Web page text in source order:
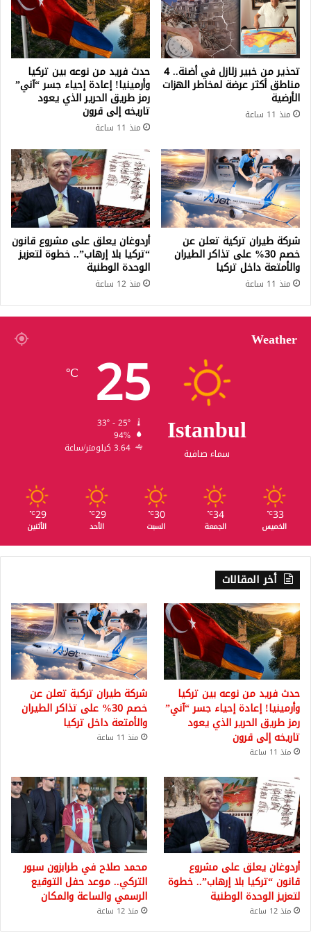
س
ر
ي
ع
ا
ل
ع
م
ن
أ
ج
ل
ج
م
ع
ك
ل
ا
ب
تحذير من خبير زلازل في أضنة.. 4
مناطق أكثر عرضة لمخاطر الهزات
الأرضية
منذ 11 ساعة
حدث فريد من نوعه بين تركيا
وأرمينيا! إعادة إحياء جسر “آني”
رمز طريق الحرير الذي يعود
تاريخه إلى قرون
منذ 11 ساعة
شركة طيران تركية تعلن عن
خصم 30% على تذاكر الطيران
والأمتعة داخل تركيا
منذ 11 ساعة
أردوغان يعلق على مشروع قانون
“تركيا بلا إرهاب”.. خطوة لتعزيز
الوحدة الوطنية
منذ 12 ساعة
Weather
Istanbul
سماء صافية
25
℃
94%
3.64 كيلومتر/ساعة
33
℃
الخميس
34
℃
الجمعة
30
℃
السبت
29
℃
الأحد
29
℃
الأثنين
أخر المقالات
حدث فريد من نوعه بين تركيا
وأرمينيا! إعادة إحياء جسر “آني”
رمز طريق الحرير الذي يعود
تاريخه إلى قرون
منذ 11 ساعة
شركة طيران تركية تعلن عن
خصم 30% على تذاكر الطيران
والأمتعة داخل تركيا
منذ 11 ساعة
أردوغان يعلق على مشروع
قانون “تركيا بلا إرهاب”.. خطوة
لتعزيز الوحدة الوطنية
منذ 12 ساعة
محمد صلاح في طرابزون سبور
التركي.. موعد حفل التوقيع
الرسمي والساعة والمكان
منذ 12 ساعة